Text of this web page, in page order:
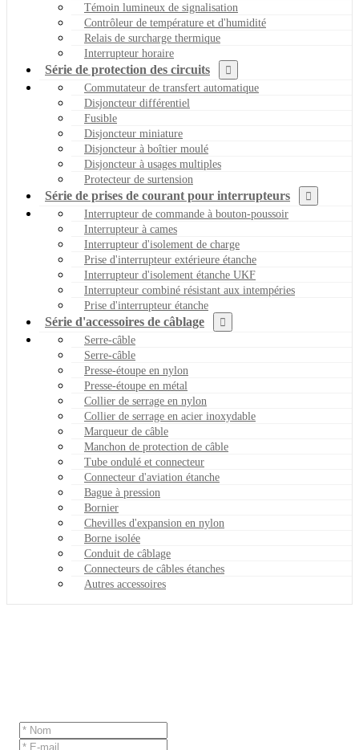
Témoin lumineux de signalisation
Contrôleur de température et d'humidité
Relais de surcharge thermique
Interrupteur horaire
Série de protection des circuits
Commutateur de transfert automatique
Disjoncteur différentiel
Fusible
Disjoncteur miniature
Disjoncteur à boîtier moulé
Disjoncteur à usages multiples
Protecteur de surtension
Série de prises de courant pour interrupteurs
Interrupteur de commande à bouton-poussoir
Interrupteur à cames
Interrupteur d'isolement de charge
Prise d'interrupteur extérieure étanche
Interrupteur d'isolement étanche UKF
Interrupteur combiné résistant aux intempéries
Prise d'interrupteur étanche
Série d'accessoires de câblage
Serre-câble
Serre-câble
Presse-étoupe en nylon
Presse-étoupe en métal
Collier de serrage en nylon
Collier de serrage en acier inoxydable
Marqueur de câble
Manchon de protection de câble
Tube ondulé et connecteur
Connecteur d'aviation étanche
Bague à pression
Bornier
Chevilles d'expansion en nylon
Borne isolée
Conduit de câblage
Connecteurs de câbles étanches
Autres accessoires